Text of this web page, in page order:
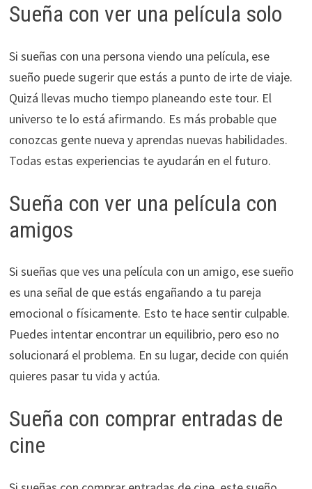
Sueña con ver una película solo
Si sueñas con una persona viendo una película, ese
sueño puede sugerir que estás a punto de irte de viaje.
Quizá llevas mucho tiempo planeando este tour. El
universo te lo está afirmando. Es más probable que
conozcas gente nueva y aprendas nuevas habilidades.
Todas estas experiencias te ayudarán en el futuro.
Sueña con ver una película con
amigos
Si sueñas que ves una película con un amigo, ese sueño
es una señal de que estás engañando a tu pareja
emocional o físicamente. Esto te hace sentir culpable.
Puedes intentar encontrar un equilibrio, pero eso no
solucionará el problema. En su lugar, decide con quién
quieres pasar tu vida y actúa.
Sueña con comprar entradas de
cine